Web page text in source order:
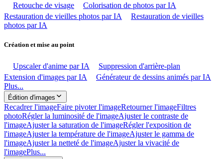
Retouche de visage
Colorisation de photos par IA
Restauration de vieilles photos par IA
Restauration de vieilles
photos par IA
Création et mise au point
Upscaler d'anime par IA
Suppression d'arrière-plan
Extension d'images par IA
Générateur de dessins animés par IA
Plus...
Édition d'images
Recadrer l'imageFaire pivoter l'imageRetourner l'imageFiltres
photoRégler la luminosité de l'imageAjuster le contraste de
l'imageAjuster la saturation de l'imageRégler l'exposition de
l'imageAjuster la température de l'imageAjuster le gamma de
l'imageAjuster la netteté de l'imageAjuster la vivacité de
l'imagePlus...